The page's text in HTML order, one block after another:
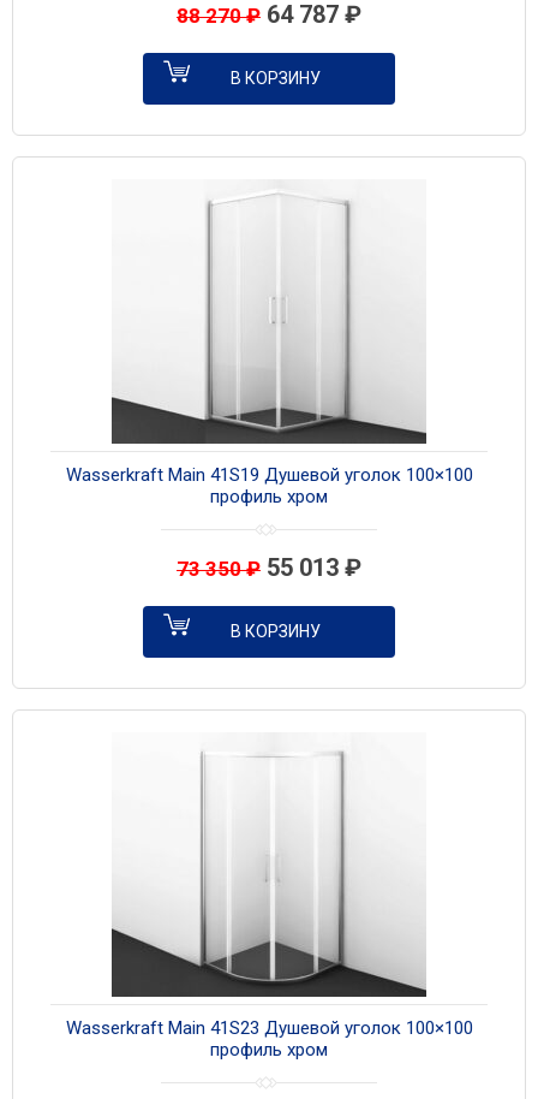
88 270₽ 64 787 ₽
В КОРЗИНУ
Wasserkraft Main 41S19 Душевой уголок 100×100
профиль хром
73 350₽ 55 013 ₽
В КОРЗИНУ
Wasserkraft Main 41S23 Душевой уголок 100×100
профиль хром